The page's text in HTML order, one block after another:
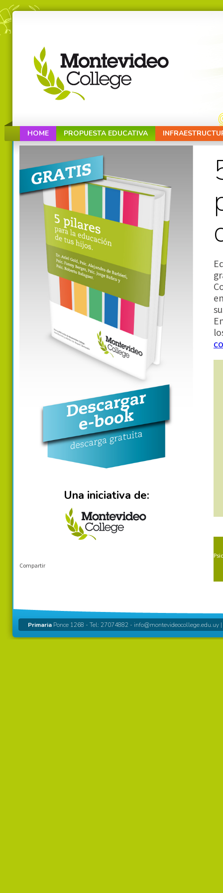
HOME PROPUESTA EDUCATIVA
Una iniciativa de:
Compartir
Primaria Ponce 1268 - Tel: 27074882 - info@montevideocollege.edu.uy |